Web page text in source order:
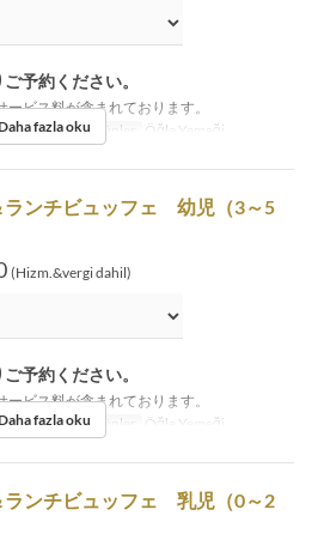
予約ください。
ビス料が含まれております。
~ Ağu 31 Öğünler Öğle Yemeği
fazla oku
ランチビュッフェ 幼児（3～5
(Hizm.&vergi dahil)
予約ください。
ビス料が含まれております。
~ Ağu 31 Öğünler Öğle Yemeği
fazla oku
ランチビュッフェ 乳児（0～2